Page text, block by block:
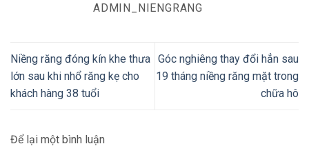
ADMIN_NIENGRANG
Niềng răng đóng kín khe thưa
lớn sau khi nhổ răng kẹ cho
khách hàng 38 tuổi
Góc nghiêng thay đổi hẳn sau
19 tháng niềng răng mặt trong
chữa hô
Để lại một bình luận